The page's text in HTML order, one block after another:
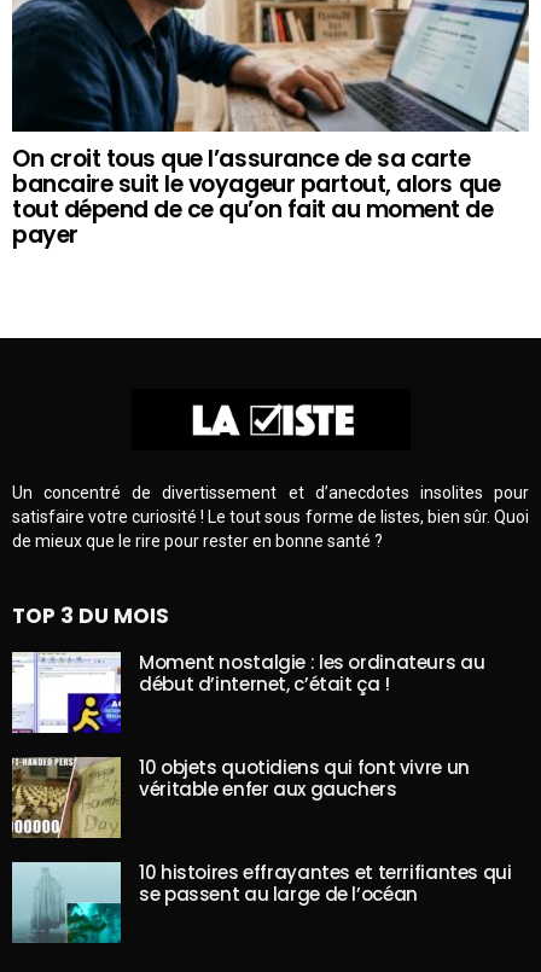
On croit tous que l’assurance de sa carte
bancaire suit le voyageur partout, alors que
tout dépend de ce qu’on fait au moment de
payer
Un concentré de divertissement et d’anecdotes insolites pour
satisfaire votre curiosité ! Le tout sous forme de listes, bien sûr. Quoi
de mieux que le rire pour rester en bonne santé ?
TOP 3 DU MOIS
Moment nostalgie : les ordinateurs au
début d’internet, c’était ça !
10 objets quotidiens qui font vivre un
véritable enfer aux gauchers
10 histoires effrayantes et terrifiantes qui
se passent au large de l’océan